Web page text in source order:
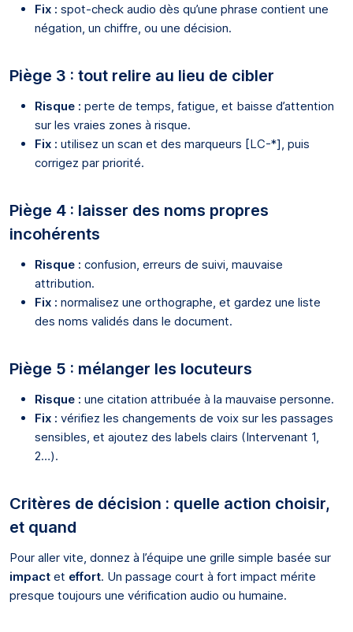
Fix : spot-check audio dès qu’une phrase contient une
négation, un chiffre, ou une décision.
Piège 3 : tout relire au lieu de cibler
Risque : perte de temps, fatigue, et baisse d’attention
sur les vraies zones à risque.
Fix : utilisez un scan et des marqueurs [LC-*], puis
corrigez par priorité.
Piège 4 : laisser des noms propres
incohérents
Risque : confusion, erreurs de suivi, mauvaise
attribution.
Fix : normalisez une orthographe, et gardez une liste
des noms validés dans le document.
Piège 5 : mélanger les locuteurs
Risque : une citation attribuée à la mauvaise personne.
Fix : vérifiez les changements de voix sur les passages
sensibles, et ajoutez des labels clairs (Intervenant 1,
2…).
Critères de décision : quelle action choisir,
et quand
Pour aller vite, donnez à l’équipe une grille simple basée sur
impact et effort. Un passage court à fort impact mérite
presque toujours une vérification audio ou humaine.